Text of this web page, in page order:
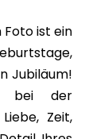
ist ein
Jubiläum!
bei der
Zeit,